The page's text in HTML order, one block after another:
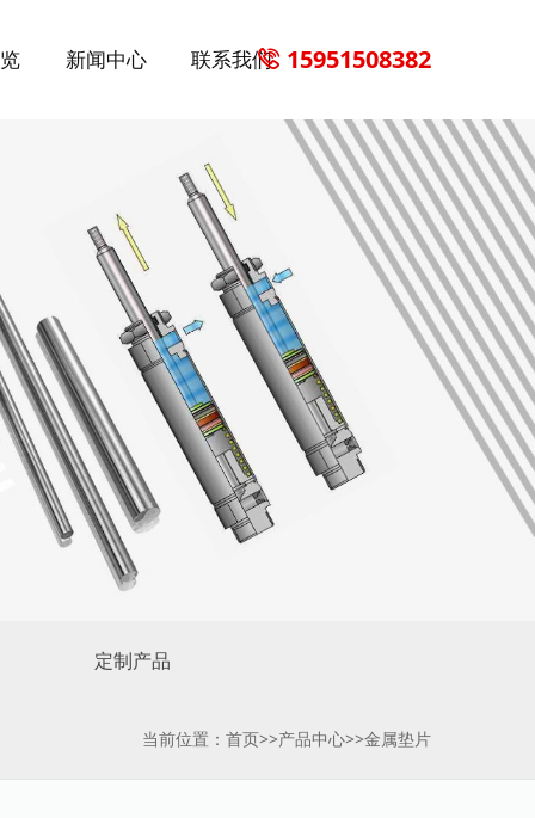
新闻中心 联系我们 15951508382
定制产品
当前位置： 首页>>产品中心>>金属垫片